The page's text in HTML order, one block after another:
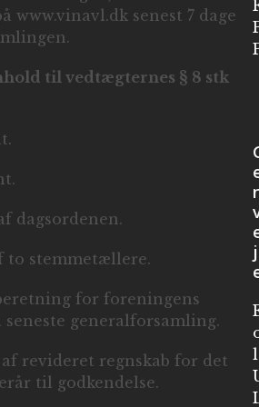
www.vinavl.dk senest 7 dage
til vedtægternes § 8 stk
dagsordenen.
to stemmetællere.
for foreningens
generalforsamling.
revideret regnskab for det
til godkendelse.
j